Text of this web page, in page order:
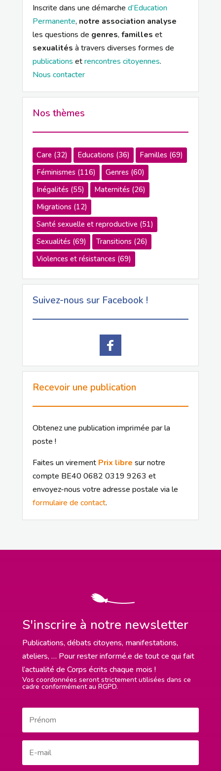
Inscrite dans une démarche d’Education
Permanente, notre association analyse
les questions de genres,familles et
sexualités à travers diverses formes de
publications etrencontres citoyennes.
Nous contacter
Nos thèmes
Care(32) Educations(36) Familles(69)
Féminismes(116) Genres(60)
Inégalités(55) Maternités(26)
Migrations(12)
Santé sexuelle et reproductive(51)
Sexualités(69) Transitions(26)
Violences et résistances(69)
Suivez-nous sur Facebook !
Recevoir une publication
Obtenez une publication imprimée par la
poste !
Faites un virement Prix libre sur notre
compte BE40 0682 0319 9263 et
envoyez-nous votre adresse postale via le
formulaire de contact.
S'inscrire à notre newsletter
Publications, débats citoyens, manifestations,
ateliers, … Pour rester informé.e de tout ce qui fait
l’actualité de Corps écrits chaque mois !
Vos coordonnées seront strictement utilisées dans ce
cadre conformément au RGPD.